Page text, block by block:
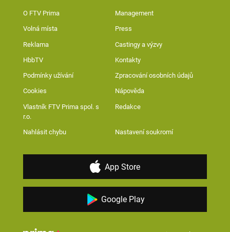
O FTV Prima Management
Volná místa Press
Reklama Castingy a výzvy
HbbTV Kontakty
Podmínky užívání Zpracování osobních údajů
Cookies Nápověda
Vlastník FTV Prima spol. s
r.o.
Redakce
Nahlásit chybu Nastavení soukromí
App Store
Google Play